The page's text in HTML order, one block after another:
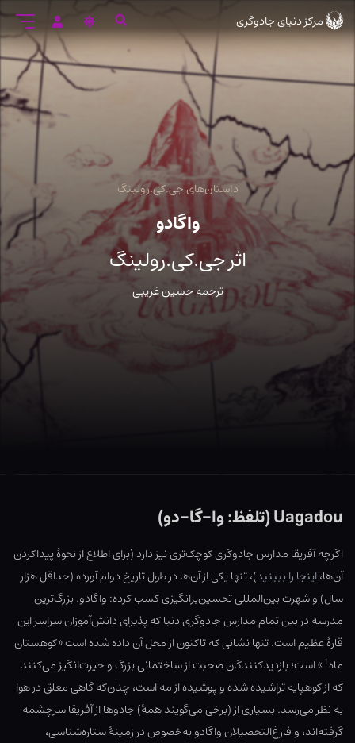
ورود
به
اصلی
مرکز دنیای جادوگری
داستان‌های جی.کی.رولینگ
واگادو
اثر جی.کی.رولینگ
ترجمه حسین غریبی
Uagadou (تلفظ: وا-گا-دو)
اگرچه آفریقا مدارس جادوگری کوچک‌تری نیز دارد (برای اطلاع از نحوهٔ پیداکردن
آن‌ها،اینجا را ببینید)، تنها یکی از آن‌ها در طول تاریخ دوام آورده (حداقل هزار
سال) و شهرت بین‌المللی تحسین‌برانگیزی کسب کرده: واگادو. بزرگ‌ترین
مدرسه در بین تمام مدارس جادوگری دنیا که پذیرای دانش‌آموزان سراسر این
قارهٔ عظیم است. تنها نشانی که تاکنون از محل آن داده شده است «کوهستان
ماه1» است؛ بازدیدکنندگان صحبت از ساختمانی بزرگ و حیرت‌انگیز می‌کنند
که از کوهپایه تراشیده شده و پوشیده از مه است، چنان‌که گاهی معلق در هوا
به نظر می‌رسد. بسیاری از (برخی می‌گویند همهٔ) جادوها از آفریقا سرچشمه
گرفته‌اند، و فارغ‌التحصیلان واگادو به‌خصوص در زمینهٔ ستاره‌شناسی،